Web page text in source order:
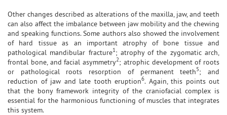
Other changes described as alterations of the maxilla, jaw, and teeth
can also affect the imbalance between jaw mobility and the chewing
and speaking functions. Some authors also showed the involvement
of hard tissue as an important atrophy of bone tissue and
pathological mandibular fracture1; atrophy of the zygomatic arch,
frontal bone, and facial asymmetry2; atrophic development of roots
or pathological roots resorption of permanent teeth5; and
reduction of jaw and late tooth eruption6. Again, this points out
that the bony framework integrity of the craniofacial complex is
essential for the harmonious functioning of muscles that integrates
this system.